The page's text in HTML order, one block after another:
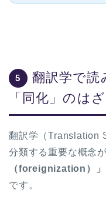
5
翻訳学で読
「同化」のは
翻訳学（Translation
分類する重要な概念
（foreignization）」
です。